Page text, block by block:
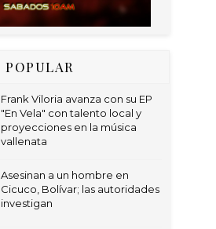
POPULAR
Frank Viloria avanza con su EP
"En Vela" con talento local y
proyecciones en la música
vallenata
Asesinan a un hombre en
Cicuco, Bolívar; las autoridades
investigan